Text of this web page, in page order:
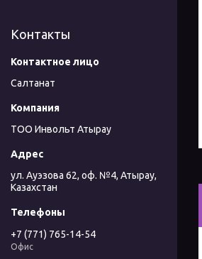
Контакты
Салтанат
ТОО Инвольт Атырау
ул. Ауэзова 62, оф. №4, Атырау,
Казахстан
+7 (771) 765-14-54
Офис